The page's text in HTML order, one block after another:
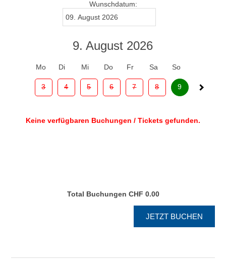
Wunschdatum:
9. August 2026
Mo Di Mi Do Fr Sa So
3 4 5 6 7 8 9
Keine verfügbaren Buchungen / Tickets gefunden.
Total Buchungen CHF 0.00